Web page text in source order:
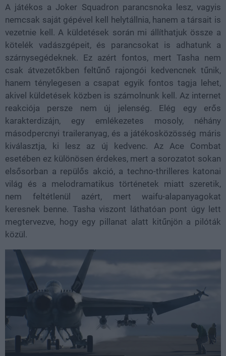
A játékos a Joker Squadron parancsnoka lesz, vagyis
nemcsak saját gépével kell helytállnia, hanem a társait is
vezetnie kell. A küldetések során mi állíthatjuk össze a
kötelék vadászgépeit, és parancsokat is adhatunk a
szárnysegédeknek. Ez azért fontos, mert Tasha nem
csak átvezetőkben feltűnő rajongói kedvencnek tűnik,
hanem ténylegesen a csapat egyik fontos tagja lehet,
akivel küldetések közben is számolnunk kell. Az internet
reakciója persze nem új jelenség. Elég egy erős
karakterdizájn, egy emlékezetes mosoly, néhány
másodpercnyi traileranyag, és a játékosközösség máris
kiválasztja, ki lesz az új kedvenc. Az Ace Combat
esetében ez különösen érdekes, mert a sorozatot sokan
elsősorban a repülős akció, a techno-thrilleres katonai
világ és a melodramatikus történetek miatt szeretik,
nem feltétlenül azért, mert waifu-alapanyagokat
keresnek benne. Tasha viszont láthatóan pont úgy lett
megtervezve, hogy egy pillanat alatt kitűnjön a pilóták
közül.